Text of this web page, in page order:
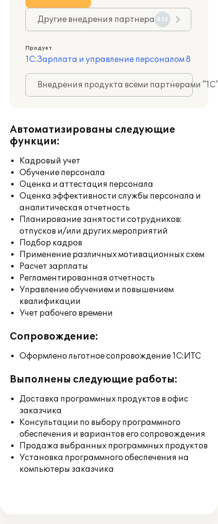
Другие внедрения партнера 832
Продукт
1С:Зарплата и управление персоналом 8
Внедрения продукта всеми партнерами
Автоматизированы следующие
функции:
Кадровый учет
Обучение персонала
Оценка и аттестация персонала
Оценка эффективности службы персонала и
аналитическая отчетность
Планирование занятости сотрудников:
отпусков и/или других мероприятий
Подбор кадров
Применение различных мотивационных схем
Расчет зарплаты
Регламентированная отчетность
Управление обучением и повышением
квалификации
Учет рабочего времени
Сопровождение:
Оформлено льготное сопровождение 1С:ИТС
Выполнены следующие работы:
Доставка программных продуктов в офис
заказчика
Консультации по выбору программного
обеспечения и вариантов его сопровождения
Продажа выбранных программных продуктов
Установка программного обеспечения на
компьютеры заказчика